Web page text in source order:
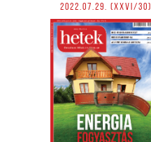
2022.07.29. (XXVI/30)